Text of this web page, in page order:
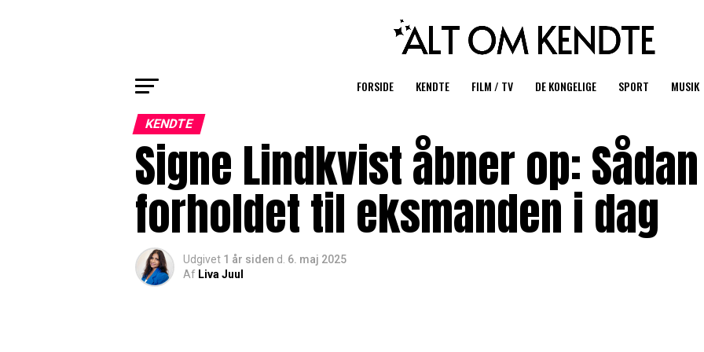
FORSIDE KENDTE FILM / TV DE KONGELIGE SPORT MUSIK
KENDTE
Signe Lindkvist åbner op:
forholdet til eksmanden i dag
Udgivet 1 år siden d. 6. maj 2025
Af Liva Juul